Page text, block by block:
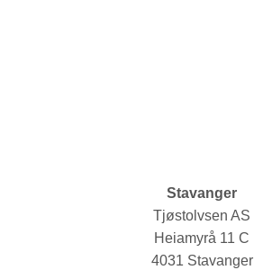
Stavanger
Tjøstolvsen AS
Heiamyrå 11 C
4031 Stavanger